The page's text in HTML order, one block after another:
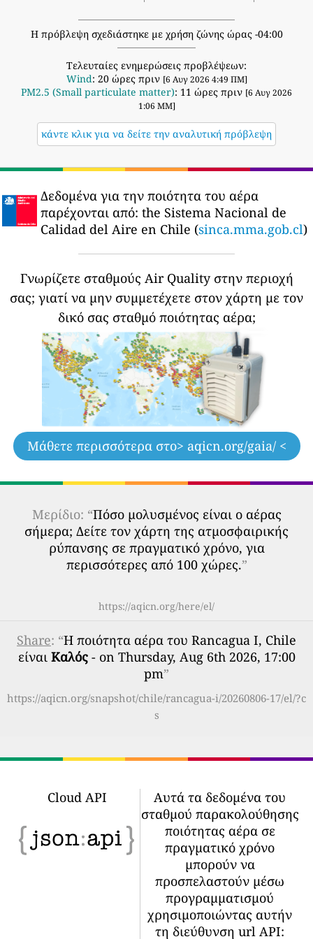
Η πρόβλεψη σχεδιάστηκε με χρήση ζώνης ώρας -04:00
Τελευταίες ενημερώσεις προβλέψεων:
Wind: 20 ώρες πριν [6 Αυγ 2026 4:49 ΠΜ]
PM2.5 (Small particulate matter): 11 ώρες πριν [6 Αυγ 2026
1:06 ΜΜ]
κάντε κλικ για να δείτε την αναλυτική πρόβλεψη
Δεδομένα για την ποιότητα του αέρα
παρέχονται από: the Sistema Nacional de
Calidad del Aire en Chile (sinca.mma.gob.cl)
Γνωρίζετε σταθμούς Air Quality στην περιοχή
σας; γιατί να μην συμμετέχετε στον χάρτη με τον
δικό σας σταθμό ποιότητας αέρα;
Μάθετε περισσότερα στο> aqicn.org/gaia/ <
Μερίδιο: “Πόσο μολυσμένος είναι ο αέρας
σήμερα; Δείτε τον χάρτη της ατμοσφαιρικής
ρύπανσης σε πραγματικό χρόνο, για
περισσότερες από 100 χώρες.”
https://aqicn.org/here/el/
Share: “Η ποιότητα αέρα του Rancagua I, Chile
είναι Καλός- on Thursday, Aug 6th 2026, 17:00
pm”
https://aqicn.org/snapshot/chile/rancagua-i/20260806-17/el/?c
s
Cloud API
Αυτά τα δεδομένα του
σταθμού παρακολούθησης
ποιότητας αέρα σε
πραγματικό χρόνο
μπορούν να
προσπελαστούν μέσω
προγραμματισμού
χρησιμοποιώντας αυτήν
τη διεύθυνση url API: